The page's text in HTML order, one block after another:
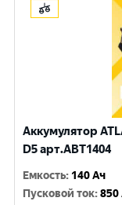
Аккумулятор
D5 арт.ABT1404
Емкость: 140 Ач
Пусковой ток:850